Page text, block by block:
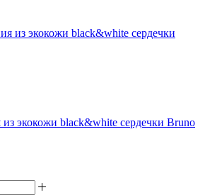
экокожи black&white сердечки Bruno